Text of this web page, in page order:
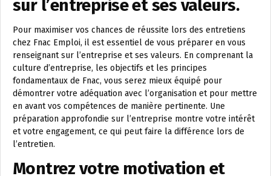
sur l’entreprise et ses valeurs.
Pour maximiser vos chances de réussite lors des entretiens
chez Fnac Emploi, il est essentiel de vous préparer en vous
renseignant sur l’entreprise et ses valeurs. En comprenant la
culture d’entreprise, les objectifs et les principes
fondamentaux de Fnac, vous serez mieux équipé pour
démontrer votre adéquation avec l’organisation et pour mettre
en avant vos compétences de manière pertinente. Une
préparation approfondie sur l’entreprise montre votre intérêt
et votre engagement, ce qui peut faire la différence lors de
l’entretien.
Montrez votre motivation et